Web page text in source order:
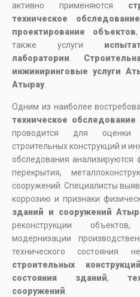
активно применяются
техническое
проектирование объектов,
также услуги
лаборатории
инжиниринговые услуги
Атырау.
Одним из наиболее
техническое
проводится для оценки
строительных конструкций и
обследования
перекрытия,
сооружений. Специалисты
коррозию и признаки
зданий и сооружений
реконструкции
модернизации
технического состояния
строительных
состояния зданий,
сооружений